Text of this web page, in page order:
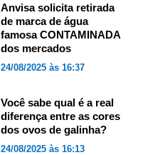
Anvisa solicita retirada
de marca de água
famosa CONTAMINADA
dos mercados
24/08/2025 às 16:37
Você sabe qual é a real
diferença entre as cores
dos ovos de galinha?
24/08/2025 às 16:13